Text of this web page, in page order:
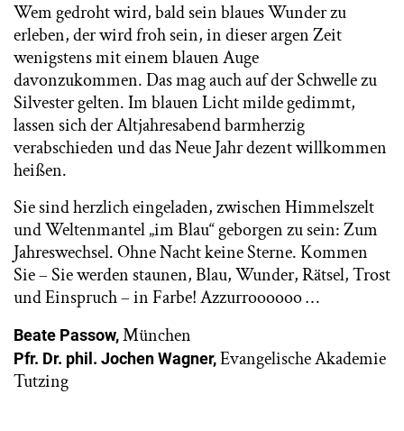
Wem gedroht wird, bald sein blaues Wunder zu
erleben, der wird froh sein, in dieser argen Zeit
wenigstens mit einem blauen Auge
davonzukommen. Das mag auch auf der Schwelle zu
Silvester gelten. Im blauen Licht milde gedimmt,
lassen sich der Altjahresabend barmherzig
verabschieden und das Neue Jahr dezent willkommen
heißen.
Sie sind herzlich eingeladen, zwischen Himmelszelt
und Weltenmantel „im Blau“ geborgen zu sein: Zum
Jahreswechsel. Ohne Nacht keine Sterne. Kommen
Sie – Sie werden staunen, Blau, Wunder, Rätsel, Trost
und Einspruch – in Farbe! Azzurroooooo …
Beate Passow,München
Pfr. Dr. phil. Jochen Wagner,Evangelische Akademie
Tutzing